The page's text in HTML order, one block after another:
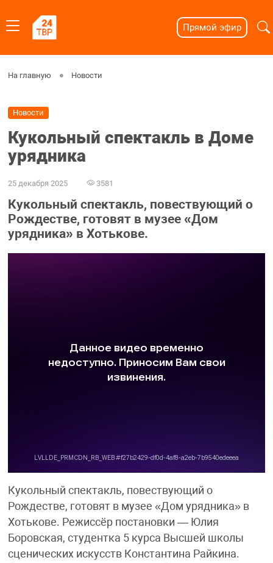
Прямой эфир
На главную Новости
Новости
Кукольный спектакль в Доме
урядника
25 декабря 2025 3581
Кукольный спектакль, повествующий о
Рождестве, готовят в музее «Дом
урядника» в Хотькове.
Кукольный спектакль, повествующий о
Рождестве, готовят в музее «Дом урядника» в
Хотькове. Режиссёр постановки — Юлия
Боровская, студентка 5 курса Высшей школы
сценических искусств Константина Райкина.